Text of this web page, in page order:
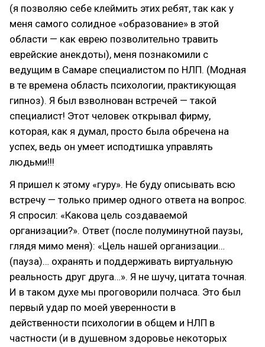
(я позволяю себе клеймить этих ребят, так как у
меня самого солидное «образование» в этой
области — как еврею позволительно травить
еврейские анекдоты), меня познакомили с
ведущим в Самаре специалистом по НЛП. (Модная
в те времена область психологии, практикующая
гипноз). Я был взволнован встречей — такой
специалист! Этот человек открывал фирму,
которая, как я думал, просто была обречена на
успех, ведь он умеет исподтишка управлять
людьми!!!
Я пришел к этому «гуру». Не буду описывать всю
встречу — только пример одного ответа на вопрос.
Я спросил: «Какова цель создаваемой
организации?». Ответ (после полуминутной паузы,
глядя мимо меня): «Цель нашей организации…
(пауза)… охранять и поддерживать виртуальную
реальность друг друга…». Я не шучу, цитата точная.
И в таком духе мы проговорили полчаса. Это был
первый удар по моей уверенности в
действенности психологии в общем и НЛП в
частности (и в душевном здоровье некоторых